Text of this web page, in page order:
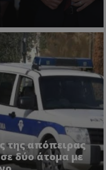
της απόπειρας
δύο άτομα με
YouTube
.youtube.com